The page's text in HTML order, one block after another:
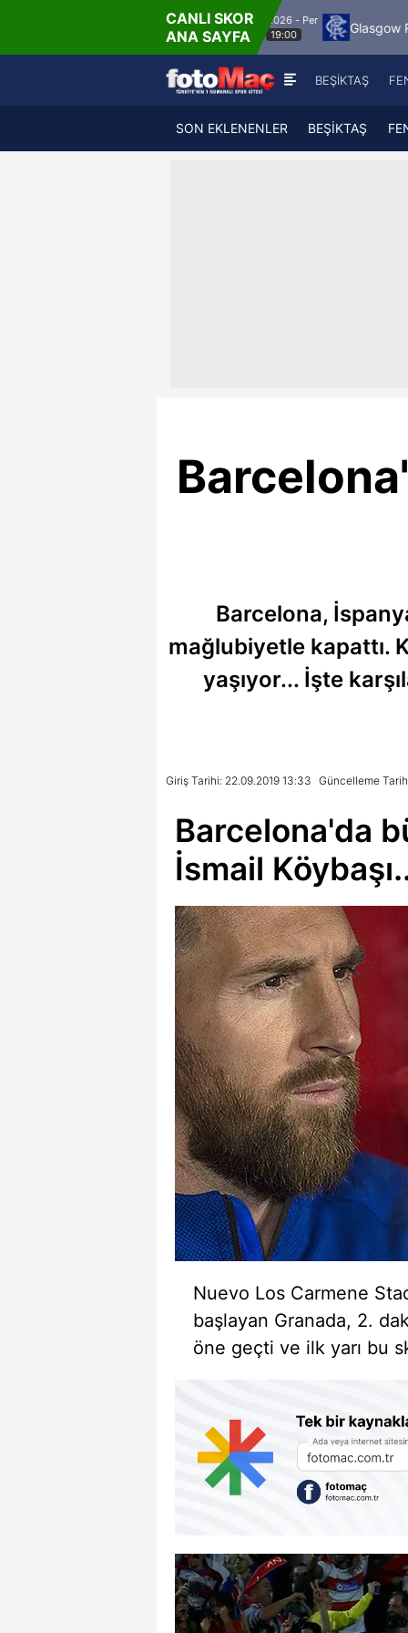
CANLI SKOR
ANA SAYFA
6.8.2026 - Per
19:00
Glasgow Rangers
BEŞİKTAŞ
SON EKLENENLER BEŞİKTAŞ
Barcelona,
mağlubiyetle kapattı.
yaşıyor... İşte
Giriş Tarihi: 22.09.2019 13:33 Güncelleme
Barcelona'da
İsmail
Nuevo Los Carmene
başlayan Granada, 2.
öne geçti ve ilk yarı bu